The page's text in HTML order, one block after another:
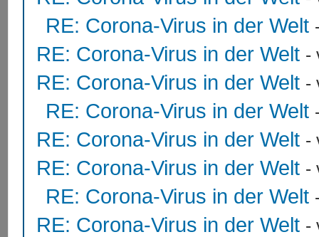
RE: Corona-Virus in der Welt
RE: Corona-Virus in der Welt -
RE: Corona-Virus in der Welt -
RE: Corona-Virus in der Welt
RE: Corona-Virus in der Welt -
RE: Corona-Virus in der Welt -
RE: Corona-Virus in der Welt
RE: Corona-Virus in der Welt -